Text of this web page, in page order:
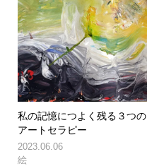
私の記憶につよく残る３つの
アートセラピー
2023.06.06
絵